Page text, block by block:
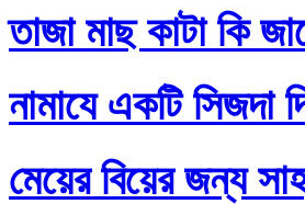
তাজা মাছ কাটা কি
নামাযে একটি সিজদা
মেয়ের বিয়ের জন্য